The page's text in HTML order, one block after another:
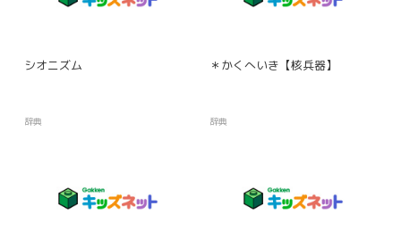
シオニズム
辞典
＊かくへいき【核兵器】
辞典